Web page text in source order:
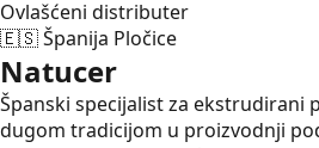
Ovlašćeni distributer
🇪🇸Španija Pločice
Natucer
Španski specijalist za ekstrudirani
dugom tradicijom u proizvodnji